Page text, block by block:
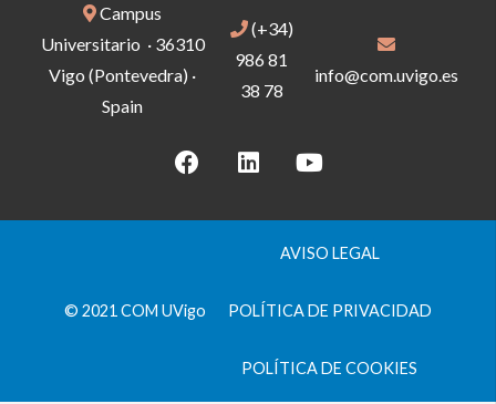
Campus
Universitario · 36310
Vigo (Pontevedra) ·
Spain
(+34)
986 81
38 78
info@com.uvigo.es
© 2021 COM UVigo
AVISO LEGAL
POLÍTICA DE PRIVACIDAD
POLÍTICA DE COOKIES